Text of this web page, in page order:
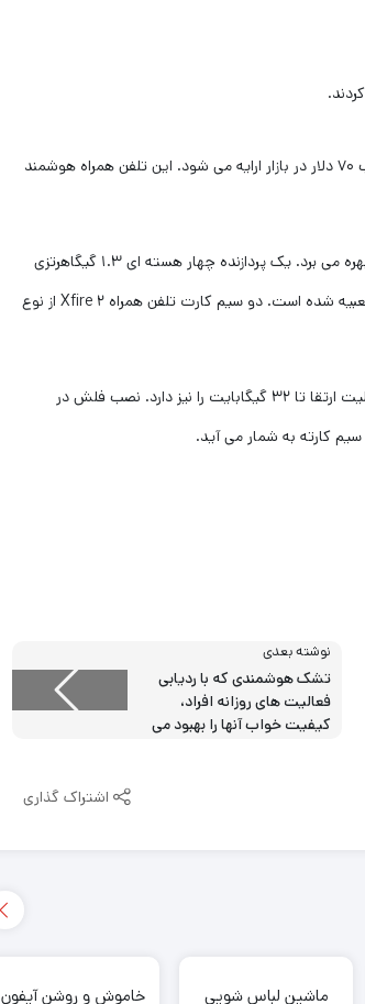
این فناوری جدید توسط یک شرکت چینی موسوم به Bluboo ارایه شده و با قیمت مناسب ۷۰ دلار در بازار ارایه می شود. این تلفن همراه هوشمند
گوشی Xfire ۲ محصول جدید این شرکت چینی از یک نمایشگر ۵ اینچی با وضوح ۷۲۰ p بهره می برد. یک پردازنده چهار هسته ای ۱.۳ گیگاهرتزی
MediaTek MT۶۵۸۰ نیز در این تلفن همراه هوشمند به عنوان مرکز پردازش داده های آن تعبیه شده است. دو سیم کارت تلفن همراه Xfire ۲ از نوع
حافظه RAM این محصول یک گیگابایتی و حافظه داخلی آن نیز ۸ گیگابایتی است که قابلیت ارتقا تا ۳۲ گیگابایت را نیز دارد. نصب فلش در
کارته به شمار می آید.
نوشته بعدی
تشک هوشمندی که با ردیابی
فعالیت های روزانه افراد،
کیفیت خواب آنها را بهبود می
اشتراک گذاری
ماشین لباس‌ شویی
خاموش و روشن آیفون